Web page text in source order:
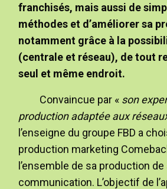
franchisés, mais aussi de
méthodes et d’améliorer sa
notamment grâce à la
(centrale et réseau), de tout
seul et même endroit.
Convaincue par « son
production adaptée aux
l’enseigne du groupe FBD a
production marketing
l’ensemble de sa production
communication. L’objectif de